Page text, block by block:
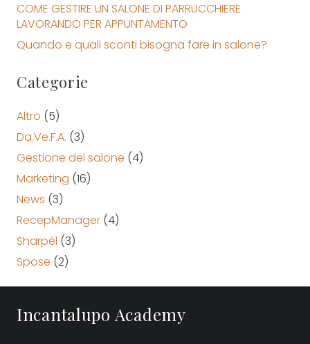
COME GESTIRE UN SALONE DI PARRUCCHIERE
LAVORANDO PER APPUNTAMENTO
Quando e quali sconti bisogna fare in salone?
Categorie
Altro (5)
Da.Ve.F.A. (3)
Gestione del salone (4)
Marketing (16)
News (3)
RecepManager (4)
Sharpél (3)
Spose (2)
Incantalupo Academy